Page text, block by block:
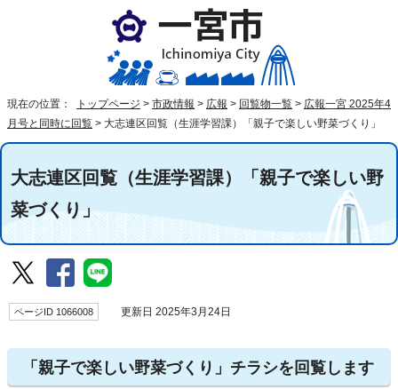
現在の位置： トップページ > 市政情報 > 広報 > 回覧物一覧 > 広報一宮 2025年4
月号と同時に回覧 > 大志連区回覧（生涯学習課）「親子で楽しい野菜づくり」
大志連区回覧（生涯学習課）「親子で楽しい野
菜づくり」
ページID 1066008 更新日 2025年3月24日
「親子で楽しい野菜づくり」チラシを回覧します